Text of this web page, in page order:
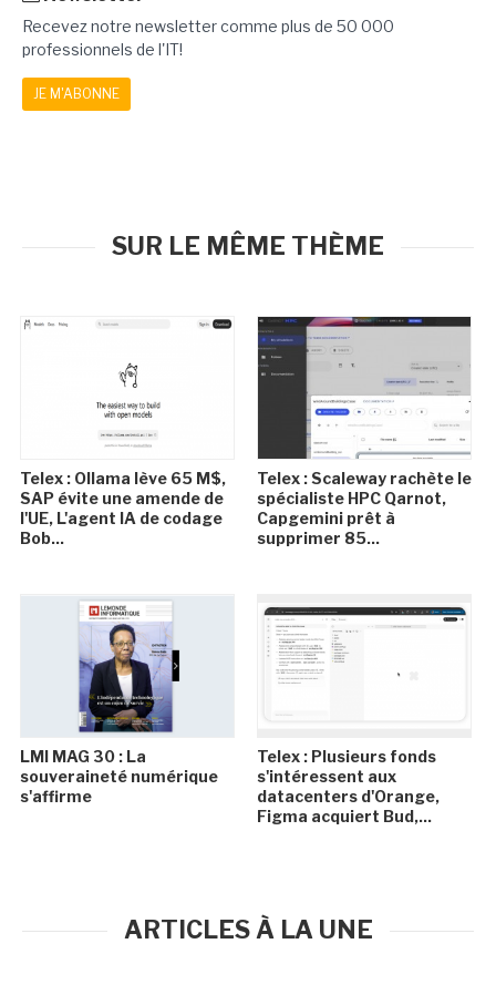
Recevez notre newsletter comme plus de 50 000
professionnels de l'IT!
JE M'ABONNE
SUR LE MÊME THÈME
Telex : Ollama lève 65 M$,
SAP évite une amende de
l'UE, L'agent IA de codage
Bob...
Telex : Scaleway rachète le
spécialiste HPC Qarnot,
Capgemini prêt à
supprimer 85...
LMI MAG 30 : La
souveraineté numérique
s'affirme
Telex : Plusieurs fonds
s'intéressent aux
datacenters d'Orange,
Figma acquiert Bud,...
ARTICLES À LA UNE